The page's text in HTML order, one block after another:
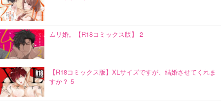
ムリ婚。【R18コミックス版】 2
【R18コミックス版】XLサイズですが、結婚させてくれま
すか？ 5